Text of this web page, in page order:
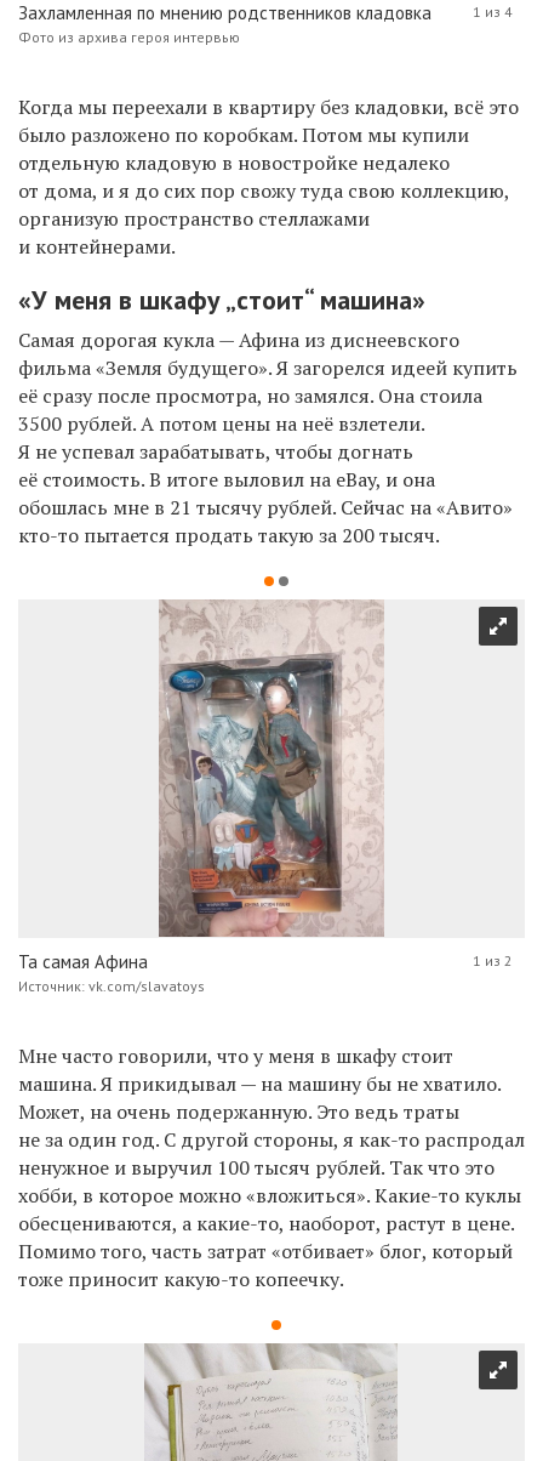
Захламленная по мнению родственников кладовка
Фото из архива героя интервью
1 из 4
Когда мы переехали в квартиру без кладовки, всё это
было разложено по коробкам. Потом мы купили
отдельную кладовую в новостройке недалеко
от дома, и я до сих пор свожу туда свою коллекцию,
организую пространство стеллажами
и контейнерами.
«У меня в шкафу „стоит“ машина»
Самая дорогая кукла — Афина из диснеевского
фильма «Земля будущего». Я загорелся идеей купить
её сразу после просмотра, но замялся. Она стоила
3500 рублей. А потом цены на неё взлетели.
Я не успевал зарабатывать, чтобы догнать
её стоимость. В итоге выловил на eBay, и она
обошлась мне в 21 тысячу рублей. Сейчас на «Авито»
кто-то пытается продать такую за 200 тысяч.
Та самая Афина
Источник: vk.com/slavatoys
1 из 2
Мне часто говорили, что у меня в шкафу стоит
машина. Я прикидывал — на машину бы не хватило.
Может, на очень подержанную. Это ведь траты
не за один год. С другой стороны, я как-то распродал
ненужное и выручил 100 тысяч рублей. Так что это
хобби, в которое можно «вложиться». Какие-то куклы
обесцениваются, а какие-то, наоборот, растут в цене.
Помимо того, часть затрат «отбивает» блог, который
тоже приносит какую-то копеечку.